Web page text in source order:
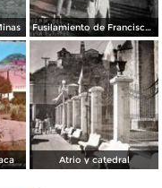
Fusilamiento de Francisco Villa en Parral Chihuahua
Atrio y catedral